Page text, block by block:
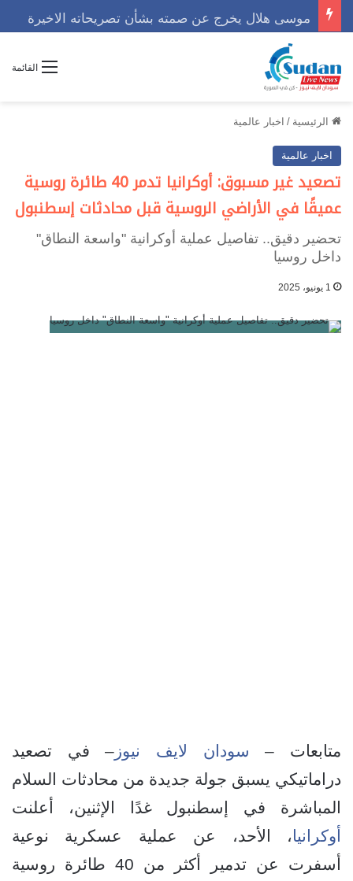
موسى هلال يخرج عن صمته بشأن تصريحاته الاخيرة
القائمة
الرئيسية / اخبار عالمية
اخبار عالمية
تصعيد غير مسبوق: أوكرانيا تدمر 40 طائرة روسية
عميقًا في الأراضي الروسية قبل محادثات إسطنبول
تحضير دقيق.. تفاصيل عملية أوكرانية "واسعة النطاق"
داخل روسيا
1 يونيو، 2025
متابعات – سودان لايف نيوز – في تصعيد
دراماتيكي يسبق جولة جديدة من محادثات السلام
المباشرة في إسطنبول غدًا الإثنين، أعلنت
أوكرانيا، الأحد، عن عملية عسكرية نوعية
أسفرت عن تدمير أكثر من 40 طائرة روسية